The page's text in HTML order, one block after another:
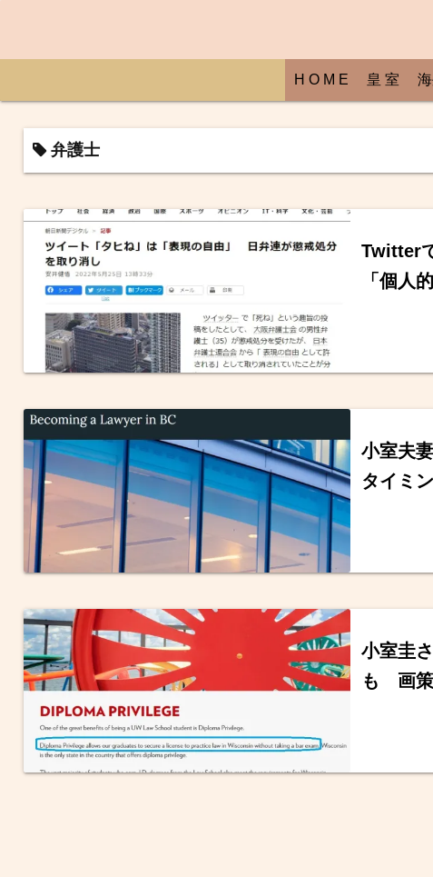
H O M E 皇 室
弁護士
Twitter
「個人
小室夫
タイミ
小室圭
も 画策